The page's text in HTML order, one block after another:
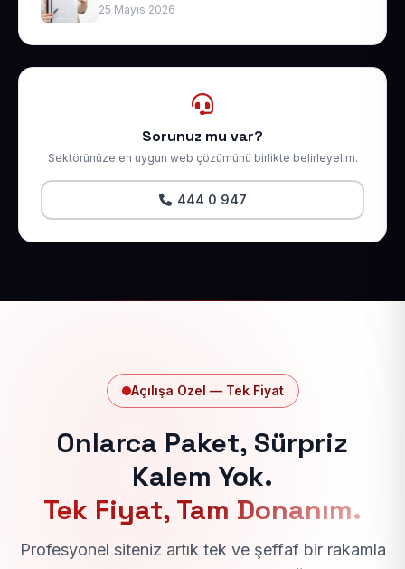
25 Mayıs 2026
Sorunuz mu var?
Sektörünüze en uygun web çözümünü birlikte belirleyelim.
444 0 947
Açılışa Özel — Tek Fiyat
Onlarca Paket, Sürpriz
Kalem Yok.
Tek Fiyat, Tam Donanım.
Profesyonel siteniz artık tek ve şeffaf bir rakamla